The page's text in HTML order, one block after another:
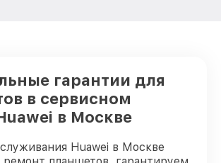
гарантии для
в сервисном
в Москве
Huawei в Москве